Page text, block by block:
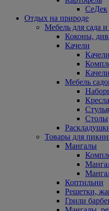
СеДек
Отдых на природе
Мебель для сада
Коконы,
Качели
Мебель
Столы
Товары для
Мангалы
Коптильни
Решетки,
Грили